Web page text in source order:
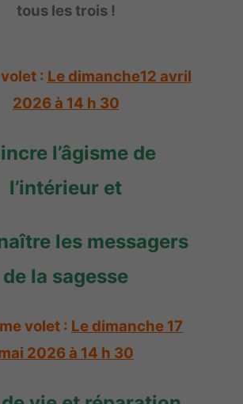
tous les trois !
: Le dimanche12 avril
2026 à 14 h 30
l’âgisme de
l’intérieur et
les messagers
de la sagesse
volet : Le dimanche 17
2026 à 14 h 30